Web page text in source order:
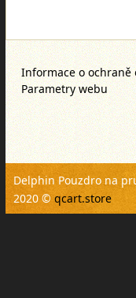
Informace o
Parametry webu
Delphin Pouzdro na
2020 © qcart.store